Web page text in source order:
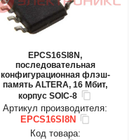
EPCS16SI8N,
последовательная
конфигурационная флэш-
память ALTERA, 16 Мбит,
корпус SOIC-8
Артикул производителя:
EPCS16SI8N
Код товара: